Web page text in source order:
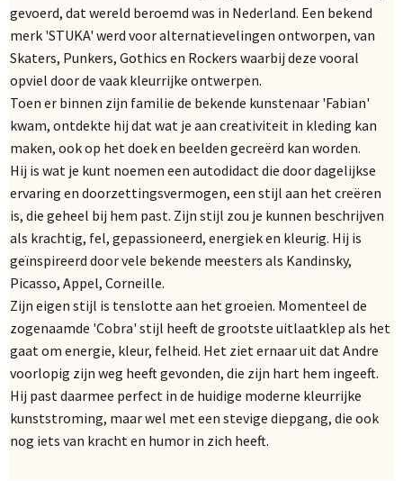
gevoerd, dat wereld beroemd was in Nederland. Een bekend
merk 'STUKA' werd voor alternatievelingen ontworpen, van
Skaters, Punkers, Gothics en Rockers waarbij deze vooral
opviel door de vaak kleurrijke ontwerpen.
Toen er binnen zijn familie de bekende kunstenaar 'Fabian'
kwam, ontdekte hij dat wat je aan creativiteit in kleding kan
maken, ook op het doek en beelden gecreërd kan worden.
Hij is wat je kunt noemen een autodidact die door dagelijkse
ervaring en doorzettingsvermogen, een stijl aan het creëren
is, die geheel bij hem past. Zijn stijl zou je kunnen beschrijven
als krachtig, fel, gepassioneerd, energiek en kleurig. Hij is
geïnspireerd door vele bekende meesters als Kandinsky,
Picasso, Appel, Corneille.
Zijn eigen stijl is tenslotte aan het groeien. Momenteel de
zogenaamde 'Cobra' stijl heeft de grootste uitlaatklep als het
gaat om energie, kleur, felheid. Het ziet ernaar uit dat Andre
voorlopig zijn weg heeft gevonden, die zijn hart hem ingeeft.
Hij past daarmee perfect in de huidige moderne kleurrijke
kunststroming, maar wel met een stevige diepgang, die ook
nog iets van kracht en humor in zich heeft.